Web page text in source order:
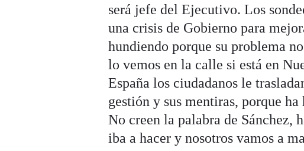
será jefe del Ejecutivo. Los
una crisis de Gobierno para
hundiendo porque su problema
lo vemos en la calle si está en
España los ciudadanos le
gestión y sus mentiras, porque
No creen la palabra de Sánchez,
iba a hacer y nosotros vamos a